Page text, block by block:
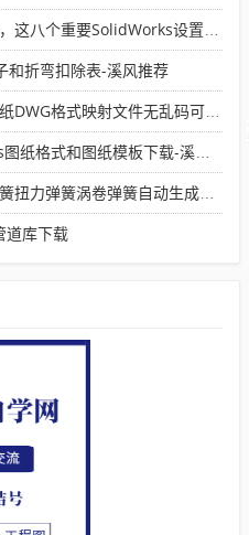
SolidWorks设置可以提高你的画图效率
和折弯扣除表-溪风推荐
映射文件无乱码可分层-溪风亲测推荐
式和图纸模板下载-溪风专用版
簧涡卷弹簧自动生成宏程序下载
库下载